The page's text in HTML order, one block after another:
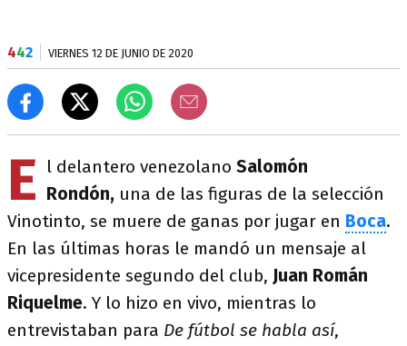
442 VIERNES 12 DE JUNIO DE 2020
E l delantero venezolano Salomón
Rondón, una de las figuras de la selección
Vinotinto, se muere de ganas por jugar en Boca.
En las últimas horas le mandó un mensaje al
vicepresidente segundo del club, Juan Román
Riquelme. Y lo hizo en vivo, mientras lo
entrevistaban para De fútbol se habla así,